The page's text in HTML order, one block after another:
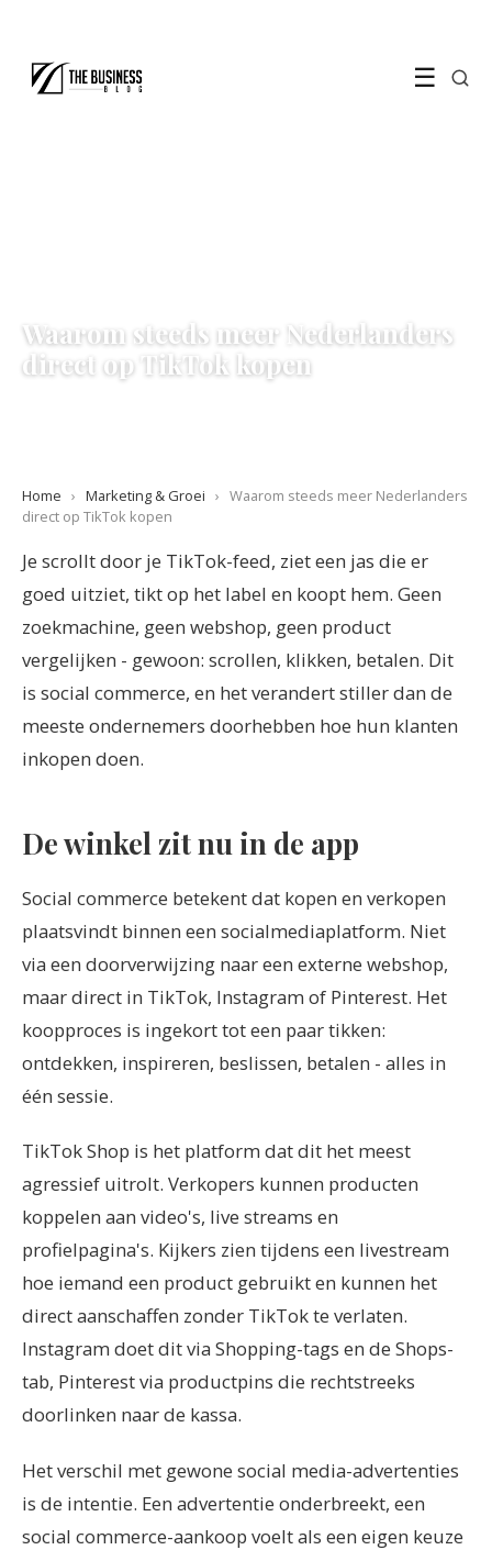
☰
Waarom steeds meer Nederlanders
direct op TikTok kopen
Home › Marketing & Groei › Waarom steeds meer Nederlanders
direct op TikTok kopen
Je scrollt door je TikTok-feed, ziet een jas die er
goed uitziet, tikt op het label en koopt hem. Geen
zoekmachine, geen webshop, geen product
vergelijken - gewoon: scrollen, klikken, betalen. Dit
is social commerce, en het verandert stiller dan de
meeste ondernemers doorhebben hoe hun klanten
inkopen doen.
De winkel zit nu in de app
Social commerce betekent dat kopen en verkopen
plaatsvindt binnen een socialmediaplatform. Niet
via een doorverwijzing naar een externe webshop,
maar direct in TikTok, Instagram of Pinterest. Het
koopproces is ingekort tot een paar tikken:
ontdekken, inspireren, beslissen, betalen - alles in
één sessie.
TikTok Shop is het platform dat dit het meest
agressief uitrolt. Verkopers kunnen producten
koppelen aan video's, live streams en
profielpagina's. Kijkers zien tijdens een livestream
hoe iemand een product gebruikt en kunnen het
direct aanschaffen zonder TikTok te verlaten.
Instagram doet dit via Shopping-tags en de Shops-
tab, Pinterest via productpins die rechtstreeks
doorlinken naar de kassa.
Het verschil met gewone social media-advertenties
is de intentie. Een advertentie onderbreekt, een
social commerce-aankoop voelt als een eigen keuze